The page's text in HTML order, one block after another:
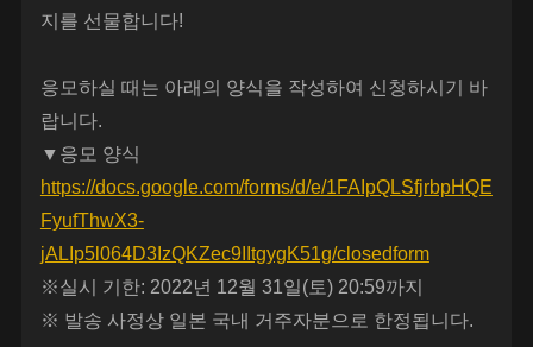
지를 선물합니다!
응모하실 때는 아래의 양식을 작성하여 신청하시기 바
랍니다.
▼응모 양식
https://docs.google.com/forms/d/e/1FAIpQLSfjrbpHQE
FyufThwX3-
jALIp5l064D3IzQKZec9IItgygK51g/closedform
※실시 기한: 2022년 12월 31일(토) 20:59까지
※ 발송 사정상 일본 국내 거주자분으로 한정됩니다.